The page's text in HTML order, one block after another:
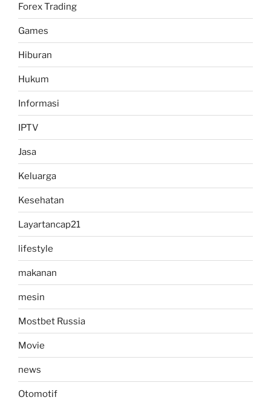
Forex Trading
Games
Hiburan
Hukum
Informasi
IPTV
Jasa
Keluarga
Kesehatan
Layartancap21
lifestyle
makanan
mesin
Mostbet Russia
Movie
news
Otomotif